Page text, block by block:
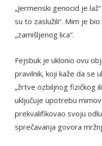
„Jermenski genocid je
su to zaslužili“. Mim je
„zamišljenog lica“.
Fejsbuk je uklonio ovu
pravilnik, koji kaže da se
„žrtve ozbiljnog fizičkog
uključuje upotrebu
prekvalifikovao svoju
sprečavanja govora